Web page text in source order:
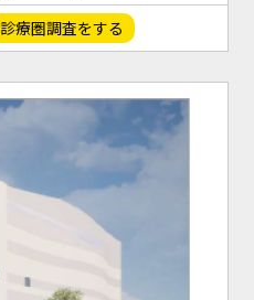
診療圏調査をする